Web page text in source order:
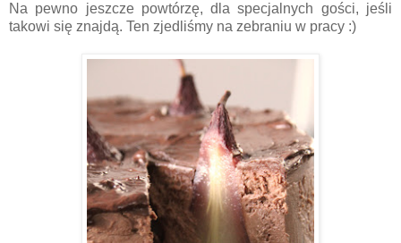
Na pewno jeszcze powtórzę, dla specjalnych gości, jeśli
takowi się znajdą. Ten zjedliśmy na zebraniu w pracy :)